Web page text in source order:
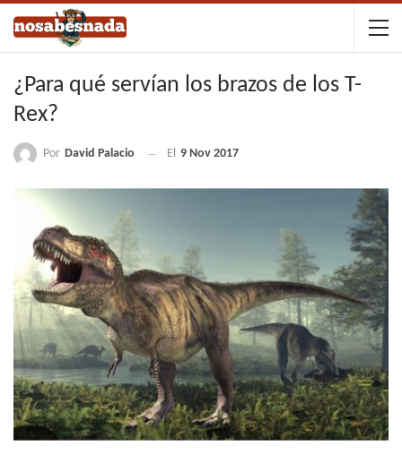
¿Para qué servían los brazos de los T-
Rex?
Por David Palacio El 9 Nov 2017